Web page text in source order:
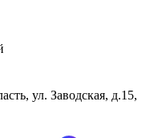
ул. Заводская, д.15,